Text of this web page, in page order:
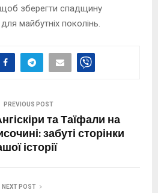
щоб зберегти спадщину
майбутніх поколінь.
PREVIOUS POST
та Таїфали на
забуті сторінки
історії
NEXT POST